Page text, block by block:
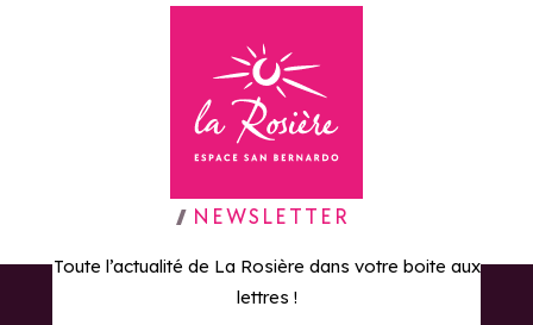
Retour à la page d'accueil
NEWSLETTER
Toute l’actualité de La Rosière dans votre boite aux
lettres !